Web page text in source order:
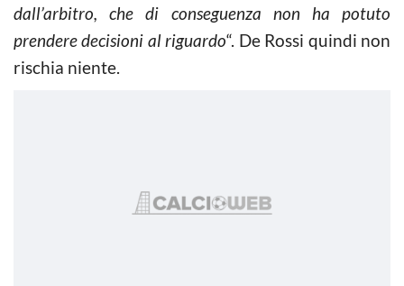
dall’arbitro, che di conseguenza non ha potuto
prendere decisioni al riguardo“. De Rossi quindi non
rischia niente.